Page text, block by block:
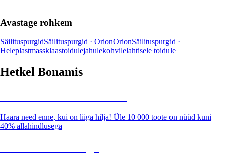
Avastage rohkem
SäilituspurgidSäilituspurgid · OrionOrionSäilituspurgid ·
Heleplastmassklaastoidulejahulekohvilelahtisele toidule
Hetkel Bonamis
Haara need enne, kui on liiga hilja! Üle 10 000 toote on nüüd kuni
40% allahindlusega